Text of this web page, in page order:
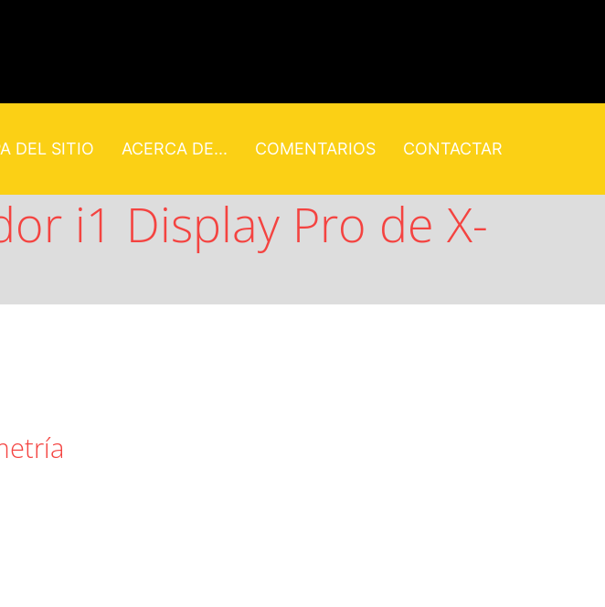
DEL SITIO ACERCA DE... COMENTARIOS CONTACTAR
i1 Display Pro de X-